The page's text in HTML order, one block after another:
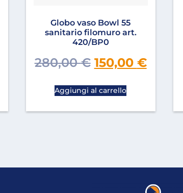
Globo vaso Bowl 55
sanitario filomuro art.
420/BP0
280,00€ 150,00 €
Aggiungi al carrello